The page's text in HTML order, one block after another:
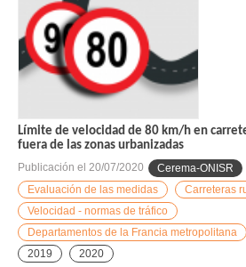
Límite de velocidad de 80 km/h en
fuera de las zonas urbanizadas
Publicación el 20/07/2020 Cerema-ONISR
Evaluación de las medidas
Carreteras
Velocidad - normas de tráfico
Departamentos de la Francia metropolitana
2019
2020